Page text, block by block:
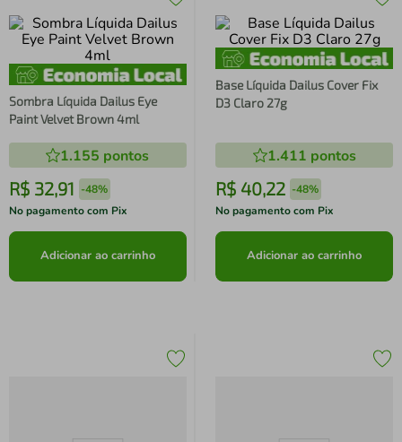
Sombra Líquida Dailus Eye
Paint Velvet Brown 4ml
1.155 pontos
R$ 32,91 -48%
No pagamento com Pix
Adicionar ao carrinho
Base Líquida Dailus Cover Fix
D3 Claro 27g
1.411 pontos
R$ 40,22 -48%
No pagamento com Pix
Adicionar ao carrinho